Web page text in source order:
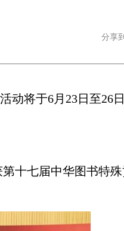
分享
将于6月23日至26
十七届中华图书特殊